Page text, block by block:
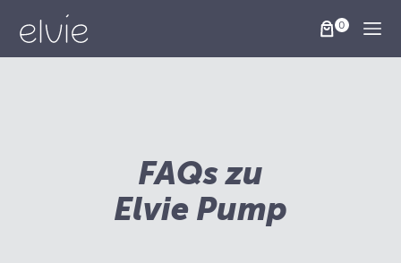
FAQs zu
Elvie Pump